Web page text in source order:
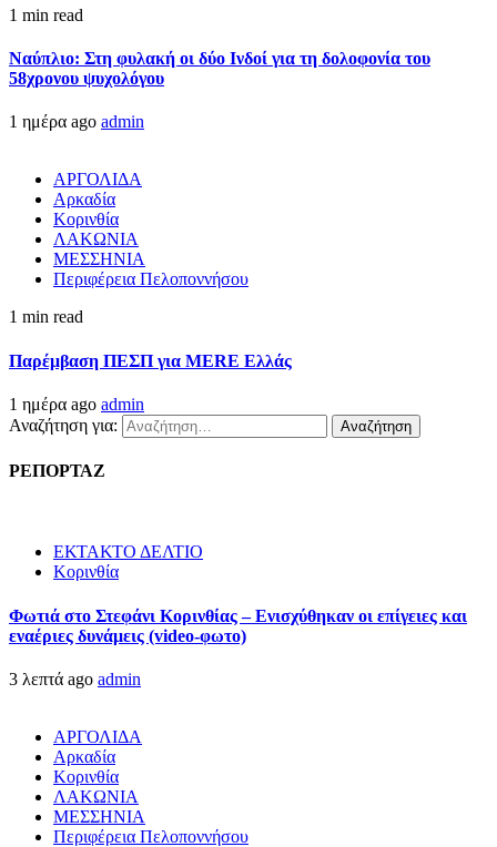
1 min read
Ναύπλιο: Στη φυλακή οι δύο Ινδοί για τη δολοφονία του
58χρονου ψυχολόγου
1 ημέρα ago admin
ΑΡΓΟΛΙΔΑ
Αρκαδία
Κορινθία
ΛΑΚΩΝΙΑ
ΜΕΣΣΗΝΙΑ
Περιφέρεια Πελοποννήσου
1 min read
Παρέμβαση ΠΕΣΠ για MERE Ελλάς
1 ημέρα ago admin
Αναζήτηση για:
ΡΕΠΟΡΤΑΖ
ΕΚΤΑΚΤΟ ΔΕΛΤΙΟ
Κορινθία
Φωτιά στο Στεφάνι Κορινθίας – Ενισχύθηκαν οι επίγειες και
εναέριες δυνάμεις (video-φωτο)
3 λεπτά ago admin
ΑΡΓΟΛΙΔΑ
Αρκαδία
Κορινθία
ΛΑΚΩΝΙΑ
ΜΕΣΣΗΝΙΑ
Περιφέρεια Πελοποννήσου